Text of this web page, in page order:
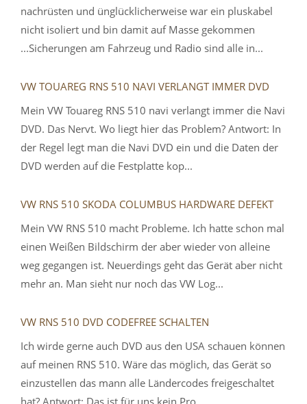
nachrüsten und ünglücklicherweise war ein pluskabel
nicht isoliert und bin damit auf Masse gekommen
...Sicherungen am Fahrzeug und Radio sind alle in...
VW TOUAREG RNS 510 NAVI VERLANGT IMMER DVD
Mein VW Touareg RNS 510 navi verlangt immer die Navi
DVD. Das Nervt. Wo liegt hier das Problem? Antwort: In
der Regel legt man die Navi DVD ein und die Daten der
DVD werden auf die Festplatte kop...
VW RNS 510 SKODA COLUMBUS HARDWARE DEFEKT
Mein VW RNS 510 macht Probleme. Ich hatte schon mal
einen Weißen Bildschirm der aber wieder von alleine
weg gegangen ist. Neuerdings geht das Gerät aber nicht
mehr an. Man sieht nur noch das VW Log...
VW RNS 510 DVD CODEFREE SCHALTEN
Ich wirde gerne auch DVD aus den USA schauen können
auf meinen RNS 510. Wäre das möglich, das Gerät so
einzustellen das mann alle Ländercodes freigeschaltet
hat? Antwort: Das ist für uns kein Pro...